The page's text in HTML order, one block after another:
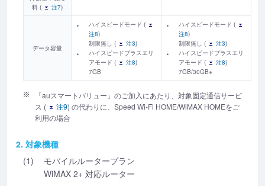
料 (
注7)
データ容量
ハイスピードモード (
注8)
制限無し (
注3)
ハイスピードプラスエリ
アモード (
注8)
7GB
ハイスピードモード (
注8)
制限無し (
注3)
ハイスピードプラスエリ
アモード (
注8)
7GB/30GB※
「auスマートバリュー」のご加入にあたり、対象固定通信サービ
ス (
注9) の代わりに、Speed Wi-Fi HOME/WiMAX HOMEをご
利用の場合
2. 対象機種
(1)
モバイルルータープラン
WiMAX 2+ 対応ルーター